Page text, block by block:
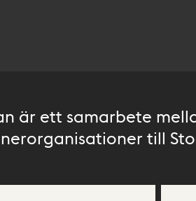
är ett samarbete
till